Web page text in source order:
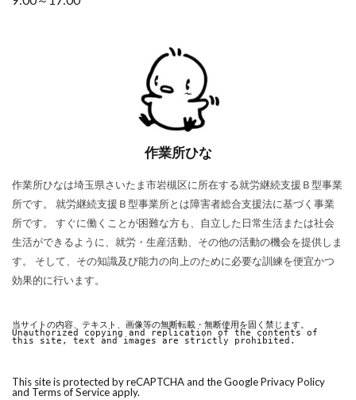
作業所ひな
作業所ひなは埼玉県さいたま市岩槻区に所在する就労継続支援Ｂ型事業
所です。 就労継続支援Ｂ型事業所とは障害者総合支援法に基づく事業
所です。 すぐに働くことが困難な方も、自立した日常生活または社会
生活ができるように、就労・生産活動、その他の活動の機会を提供しま
す。 そして、その知識及び能力の向上のために必要な訓練を便宜かつ
効果的に行います。
当サイトの内容、テキスト、画像等の無断転載・無断使用を固く禁じます。
Unauthorized copying and replication of the contents of
this site, text and images are strictly prohibited.
This site is protected by reCAPTCHA and the GooglePrivacy Policy
and Terms of Serviceapply.